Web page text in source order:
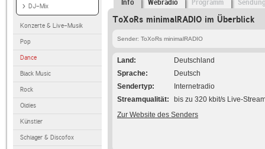
DJ-Mix
Konzerte & Live-Musik
Pop
Dance
Black Music
Rock
Oldies
Künstler
Schlager & Discofox
Info Webradio Programm
ToXoRs minimalRADIO im Überblick
Sender: ToXoRs minimalRADIO
Land
Deutschland
Sprache
Deutsch
Sendertyp
Internetradio
Streamqualität
bis zu 320 kbit/s Live-
Zur Website des Senders